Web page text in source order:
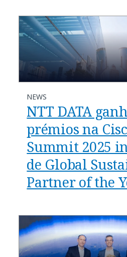
NEWS
NTT DATA
prémios na
Summit 2025
de Global
Partner of the